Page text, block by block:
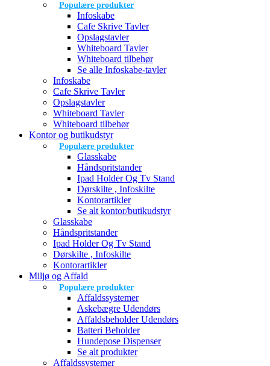
Populære produkter
Infoskabe
Cafe Skrive Tavler
Opslagstavler
Whiteboard Tavler
Whiteboard tilbehør
Se alle Infoskabe-tavler
Infoskabe
Cafe Skrive Tavler
Opslagstavler
Whiteboard Tavler
Whiteboard tilbehør
Kontor og butikudstyr
Populære produkter
Glasskabe
Håndspritstander
Ipad Holder Og Tv Stand
Dørskilte , Infoskilte
Kontorartikler
Se alt kontor/butikudstyr
Glasskabe
Håndspritstander
Ipad Holder Og Tv Stand
Dørskilte , Infoskilte
Kontorartikler
Miljø og Affald
Populære produkter
Affaldssystemer
Askebægre Udendørs
Affaldsbeholder Udendørs
Batteri Beholder
Hundepose Dispenser
Se alt produkter
Affaldssystemer